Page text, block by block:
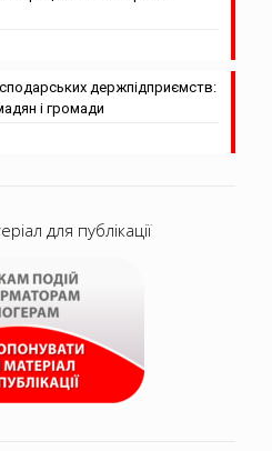
держпідприємств:
і громади
для публікації